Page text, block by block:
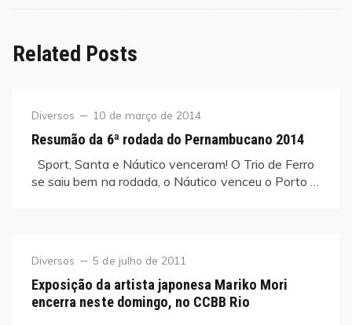
Related Posts
Category
Diversos
Posted
10 de março de 2014
Resumão da 6ª rodada do Pernambucano 2014
Sport, Santa e Náutico venceram! O Trio de Ferro
se saiu bem na rodada, o Náutico venceu o Porto …
Category
Diversos
Posted
5 de julho de 2011
Exposição da artista japonesa Mariko Mori
encerra neste domingo, no CCBB Rio